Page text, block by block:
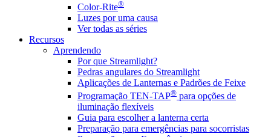
Color-Rite®
Luzes por uma causa
Ver todas as séries
Recursos
Aprendendo
Por que Streamlight?
Pedras angulares do Streamlight
Aplicações de Lanternas e Padrões de Feixe
Programação TEN-TAP® para opções de
iluminação flexíveis
Guia para escolher a lanterna certa
Preparação para emergências para socorristas